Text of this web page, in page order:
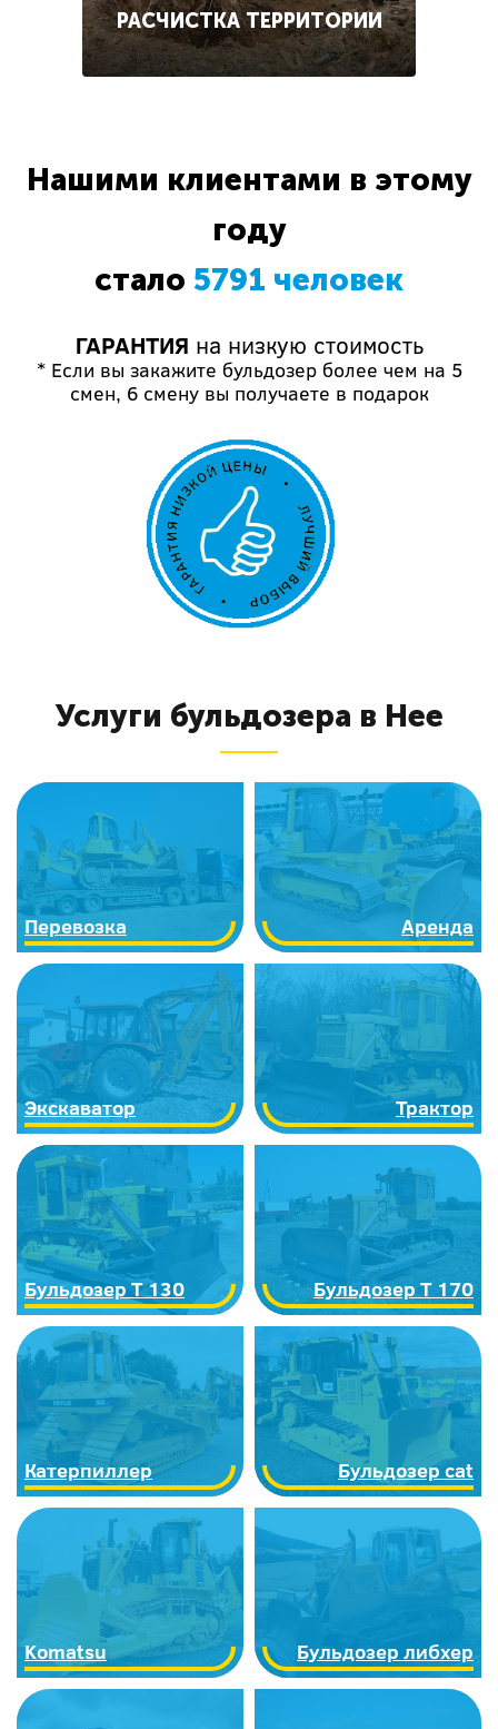
РАСЧИСТКА ТЕРРИТОРИИ
Нашими клиентами в этому
году
стало 5791 человек
ГАРАНТИЯ на низкую стоимость
* Если вы закажите бульдозер более чем на 5
смен, 6 смену вы получаете в подарок
Услуги бульдозера в Нее
Перевозка Аренда
Экскаватор Трактор
Бульдозер Т 130 Бульдозер Т 170
Катерпиллер Бульдозер cat
Komatsu Бульдозер либхер